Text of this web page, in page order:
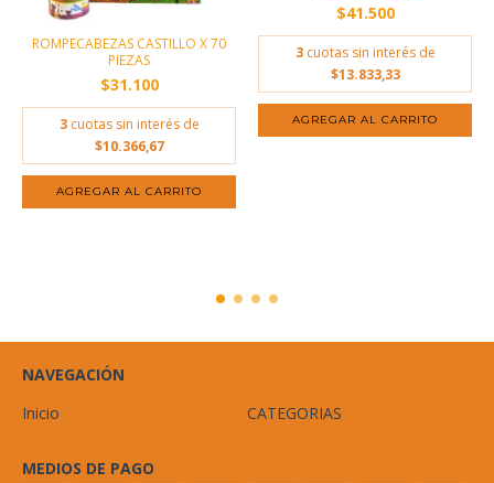
ROMPECABEZAS CASTILLO X 70
PIEZAS
$31.100
3 cuotas sin interés de
$10.366,67
$41.500
3 cuotas sin interés de
$13.833,33
NAVEGACIÓN
Inicio
CATEGORIAS
MEDIOS DE PAGO